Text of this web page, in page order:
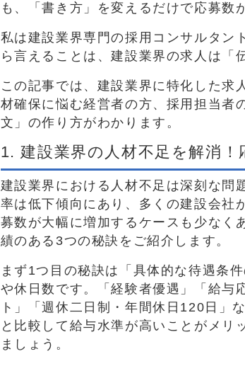
も、「書き方」を変えるだけで応募数
私は建設業界専門の採用コンサルタン
ら言えることは、建設業界の求人は「
この記事では、建設業界に特化した求
材確保に悩む経営者の方、採用担当者
文」の作り方がわかります。
1. 建設業界の人材不足を解消
建設業界における人材不足は深刻な問
率は低下傾向にあり、多くの建設会社
募数が大幅に増加するケースも少なく
績のある3つの秘訣をご紹介します。
まず1つ目の秘訣は「具体的な待遇条
や休日数です。「経験者優遇」「給与
ト」「週休二日制・年間休日120日」
と比較して給与水準が高いことがメリ
ましょう。